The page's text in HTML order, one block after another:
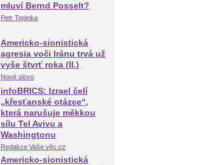
mluví Bernd Posselt?
Petr Topinka
Americko-sionistická
agresia voči Iránu trvá už
vyše štvrť roka (II.)
Nové slovo
infoBRICS: Izrael čelí
„křesťanské otázce“,
která narušuje měkkou
sílu Tel Avivu a
Washingtonu
Redakce Vaše věc.cz
Americko-sionistická